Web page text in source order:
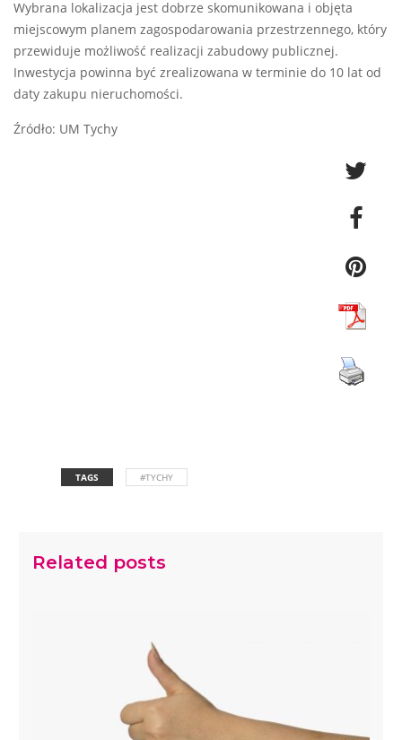
Wybrana lokalizacja jest dobrze skomunikowana i objęta
miejscowym planem zagospodarowania przestrzennego, który
przewiduje możliwość realizacji zabudowy publicznej.
Inwestycja powinna być zrealizowana w terminie do 10 lat od
daty zakupu nieruchomości.
Źródło: UM Tychy
TAGS #TYCHY
Related posts